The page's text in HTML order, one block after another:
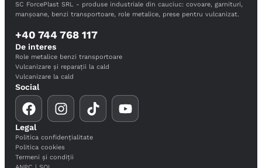
SC ForcePlast SRL - produse industriale din cauciuc: covoare, garnituri,
manșoane, benzi transportoare, role metalice, prese pentru vulcanizat.
+40 744 768 117
De interes
Role metalice benzi transportoare
Vulcanizare și reparații la cald
Vulcanizare la cald
Social
Legal
Politica confidențialitate
Politica cookies
Termeni și condiții